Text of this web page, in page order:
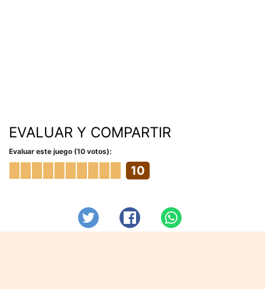
EVALUAR Y COMPARTIR
Evaluar este juego (10 votos):
10